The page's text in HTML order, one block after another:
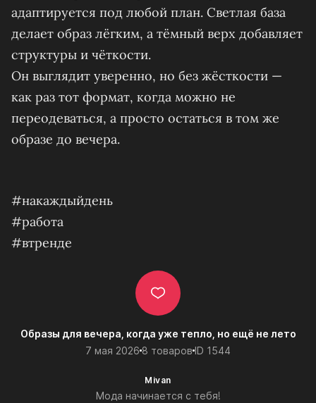
адаптируется под любой план. Светлая база
делает образ лёгким, а тёмный верх добавляет
структуры и чёткости.
Он выглядит уверенно, но без жёсткости —
как раз тот формат, когда можно не
переодеваться, а просто остаться в том же
образе до вечера.
#накаждыйдень
#работа
#втренде
Образы для вечера, когда уже тепло, но ещё не лето
7 мая 2026 8 товаров ID 1544
Mivan
Мода начинается с тебя!